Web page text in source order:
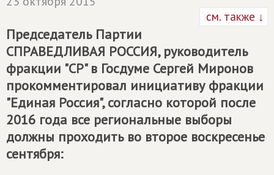
см. также ↓
Председатель Партии
СПРАВЕДЛИВАЯ РОССИЯ, руководитель
фракции "СР" в Госдуме Сергей Миронов
прокомментировал инициативу фракции
"Единая Россия", согласно которой после
2016 года все региональные выборы
должны проходить во второе воскресенье
сентября: